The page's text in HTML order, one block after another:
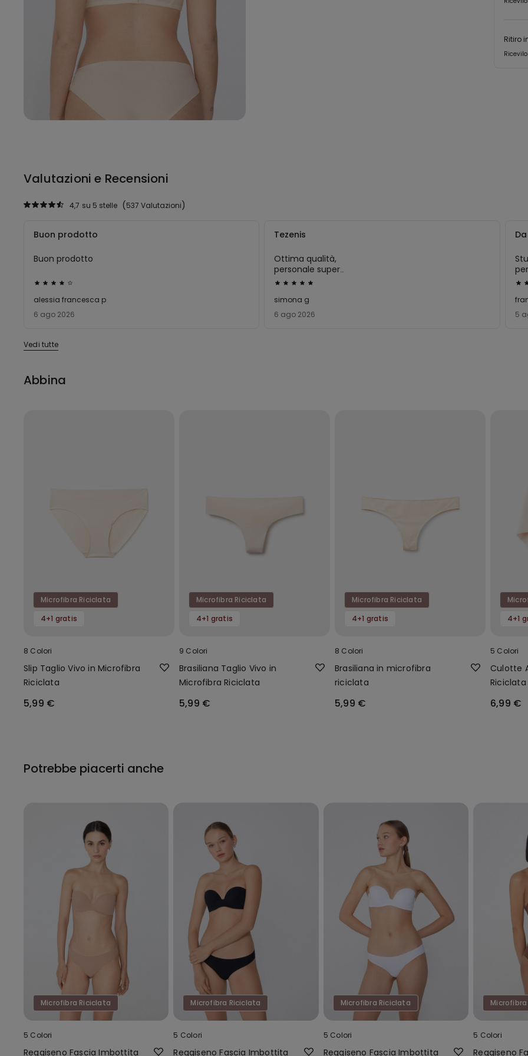
Ritiro
Valutazioni e Recensioni
537 Valutazioni
4,7 su 5 stelle
Valutato
4
su
Buon prodotto
Buon prodotto
6 ago 2026
alessia francesca p
Valutato
5
su
Tezenis
Ottima qualità,
personale super
gentilissimo e
6 ago 2026
simona g
5
su
5
Vedi tutte
Abbina
Microfibra Riciclata
4+1 gratis
8 Colori
Slip Taglio Vivo in Microfibra
Riciclata
5,99 €
Microfibra Riciclata
4+1 gratis
9 Colori
Brasiliana Taglio Vivo in
Microfibra Riciclata
5,99 €
Microfibra Riciclata
4+1 gratis
8 Colori
Brasiliana in microfibra
riciclata
5,99 €
4+1
5 Colori
Culotte
Riciclata
6,99 €
Potrebbe piacerti anche
Microfibra Riciclata
5 Colori
Reggiseno Fascia Imbottita
Microfibra Riciclata
5 Colori
Reggiseno Fascia Imbottita
Microfibra Riciclata
5 Colori
Reggiseno Fascia Imbottita
5 Colori
Reggiseno